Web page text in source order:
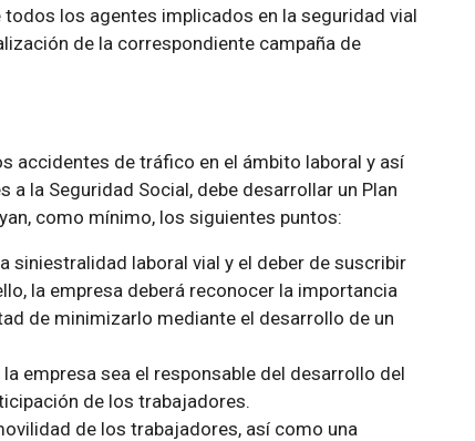
los agentes implicados en la seguridad vial
de la correspondiente campaña de
accidentes de tráfico en el ámbito laboral y así
la Seguridad Social, debe desarrollar un Plan
como mínimo, los siguientes puntos:
siniestralidad laboral vial y el deber de suscribir
la empresa deberá reconocer la importancia
de minimizarlo mediante el desarrollo de un
empresa sea el responsable del desarrollo del
de los trabajadores.
de los trabajadores, así como una